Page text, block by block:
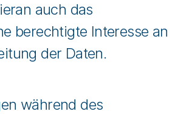
auch das
berechtigte Interesse an
der Daten.
während des